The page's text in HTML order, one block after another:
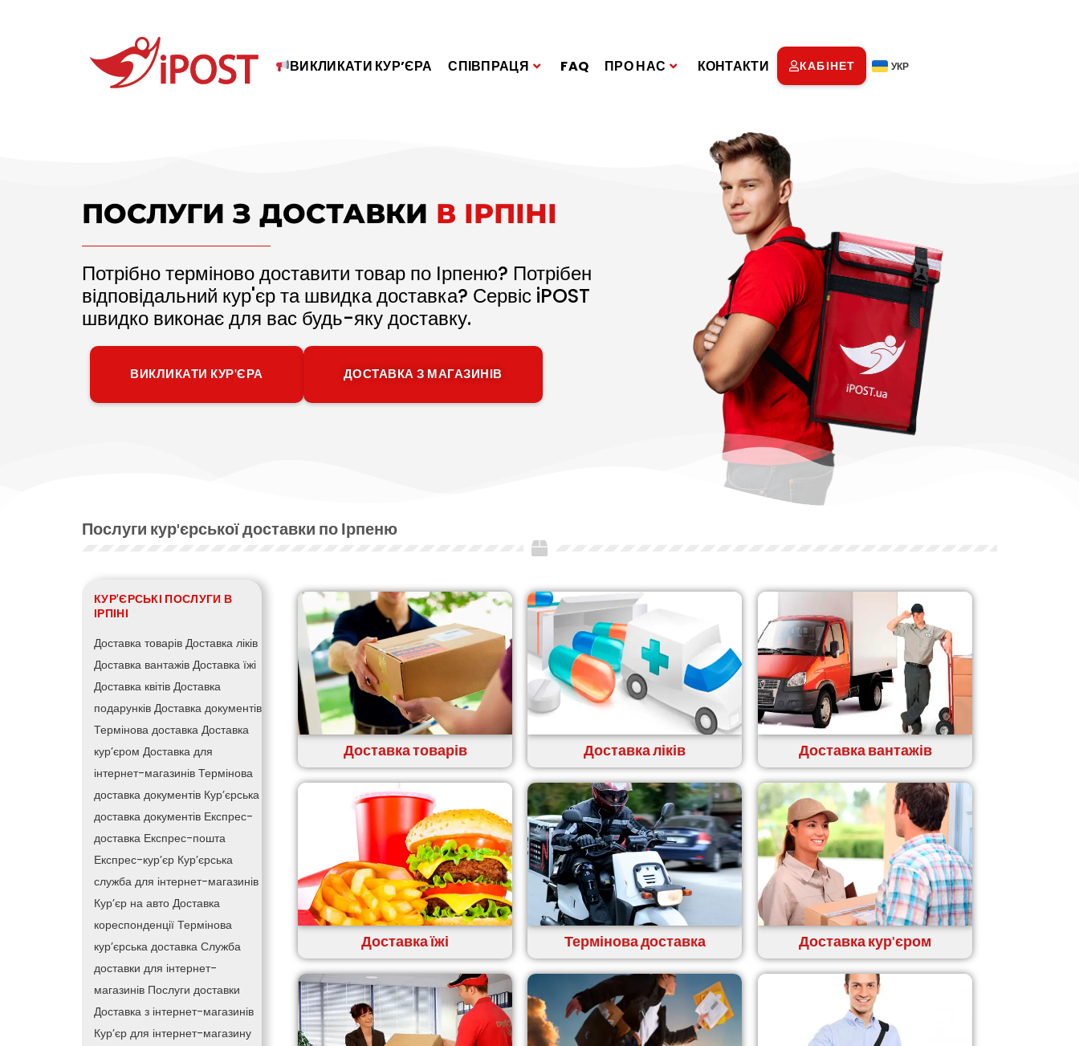
ВИКЛИКАТИ КУР’ЄРА СПІВПРАЦЯ FAQ ПРО НАС КОНТАКТИ КАБІНЕТ УКР
ПОСЛУГИ З ДОСТАВКИ В ІРПІНІ
Потрібно терміново доставити товар по Ірпеню? Потрібен
відповідальний кур'єр та швидка доставка? Сервіс iPOST
швидко виконає для вас будь-яку доставку.
ВИКЛИКАТИ КУР'ЄРА ДОСТАВКА З МАГАЗИНІВ
Послуги кур'єрської доставки по Ірпеню
КУР'ЄРСЬКІ ПОСЛУГИ В
ІРПІНІ
Доставка товарів Доставка ліків
Доставка вантажів Доставка їжі
Доставка квітів Доставка
подарунків Доставка документів
Термінова доставка Доставка
кур’єром Доставка для
інтернет-магазинів Термінова
доставка документів Кур’єрська
доставка документів Експрес-
доставка Експрес-пошта
Експрес-кур’єр Кур’єрська
служба для інтернет-магазинів
Кур’єр на авто Доставка
кореспонденції Термінова
кур’єрська доставка Служба
доставки для інтернет-
магазинів Послуги доставки
Доставка з інтернет-магазинів
Кур’єр для інтернет-магазину
Доставка товарів Доставка ліків Доставка вантажів
Доставка їжі Термінова доставка Доставка кур'єром